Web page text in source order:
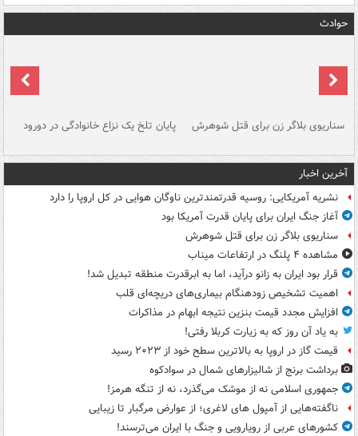
حوادث
سناریوی بلاگر زن برای قتل شوهرش پایان تلخ یک نزاع خانوادگی در دورود
آخرین اخبار
نشریه آمریکایی: روسیه قدرتمندترین ناوگان هوایی در کل اروپا را دارد
آغاز جنگ ایران برای پایان قدرت آمریکا بود
سناریوی بلاگر زن برای قتل شوهرش
مشاهده ۴ پلنگ در ارتفاعات میناب
قرار بود ایران به زانو درآید، اما به ابرقدرت منطقه تبدیل شد!
اهمیت تشخیص زودهنگام بیماری‌های دریچه‌ای قلب
افزایش مجدد قیمت بنزین نتیجه ابهام در مذاکرات
به یاد آن روز که به زیارت کربلا رفتی!
قیمت گاز در اروپا به بالاترین سطح خود از ۲۰۲۳ رسید
برداشت برنج از شالیزارهای شمال در سوادکوه
جمهوری اسلامی نه از موشک می‌گذرد، نه از تنگه هرمز!
ناگفته‌هایی از آمپول های لاغری؛ از عوارض مرگبار تا زیبایی
کشورهای عربی از رویارویی و جنگ با ایران می‌ترسند!